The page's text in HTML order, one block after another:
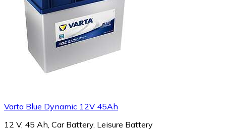
Varta Blue Dynamic 12V 45Ah
12 V, 45 Ah, Car Battery, Leisure Battery